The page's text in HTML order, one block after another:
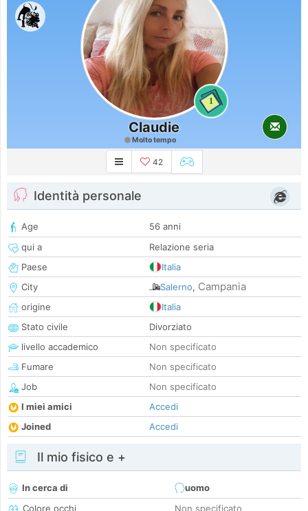
1
Claudie
Molto tempo
42
Identità personale
Age
56 anni
qui a
Relazione seria
Paese
Italia
City
Salerno, Campania
origine
Italia
Stato civile
Divorziato
livello accademico
Non specificato
Fumare
Non specificato
Job
Non specificato
I miei amici
Accedi
Joined
Accedi
Il mio fisico e +
In cerca di
uomo
Colore occhi
Non specificato